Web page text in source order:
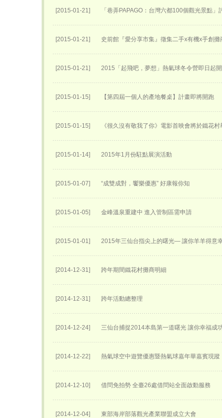
[2015-01-21] 「巷弄PAPAGO：台灣六都100個觀光景點」
[2015-01-21] 史前館『愛分享市集』徵集二手x有機x手創攤
[2015-01-21] 2015「起飛吧，夢想」熱氣球冬令營即日起
[2015-01-15] 【第四屆一個人的產地餐桌】計畫即將開跑
[2015-01-15] 《很久沒有敬我了你》電影首映會將於鐵花村
[2015-01-14] 2015年1月份駐點展演活動
[2015-01-07] “成雙成對，饗樂優惠” 好康報你知
[2015-01-05] 金峰溫泉重建中 進入管制區需申請
[2015-01-01] 2015年三仙台指尖上的曙光— 讓你羊羊得意
[2014-12-31] 跨年期間鐵花村攤商明細
[2014-12-31] 跨年活動總整理
[2014-12-24] 三仙台捕捉2014本島第一道曙光 讓你幸福成
[2014-12-22] 熱氣球空中遊覽優惠暨熱氣球嘉年華嘉賓現蹤
[2014-12-10] 借問免拍勢 全臺26處借問站全面啟動服務
[2014-12-04] 東部海岸部落觀光產業聯盟成立大會